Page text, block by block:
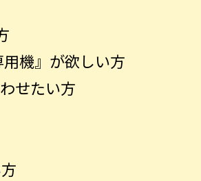
機』が欲しい方
せたい方